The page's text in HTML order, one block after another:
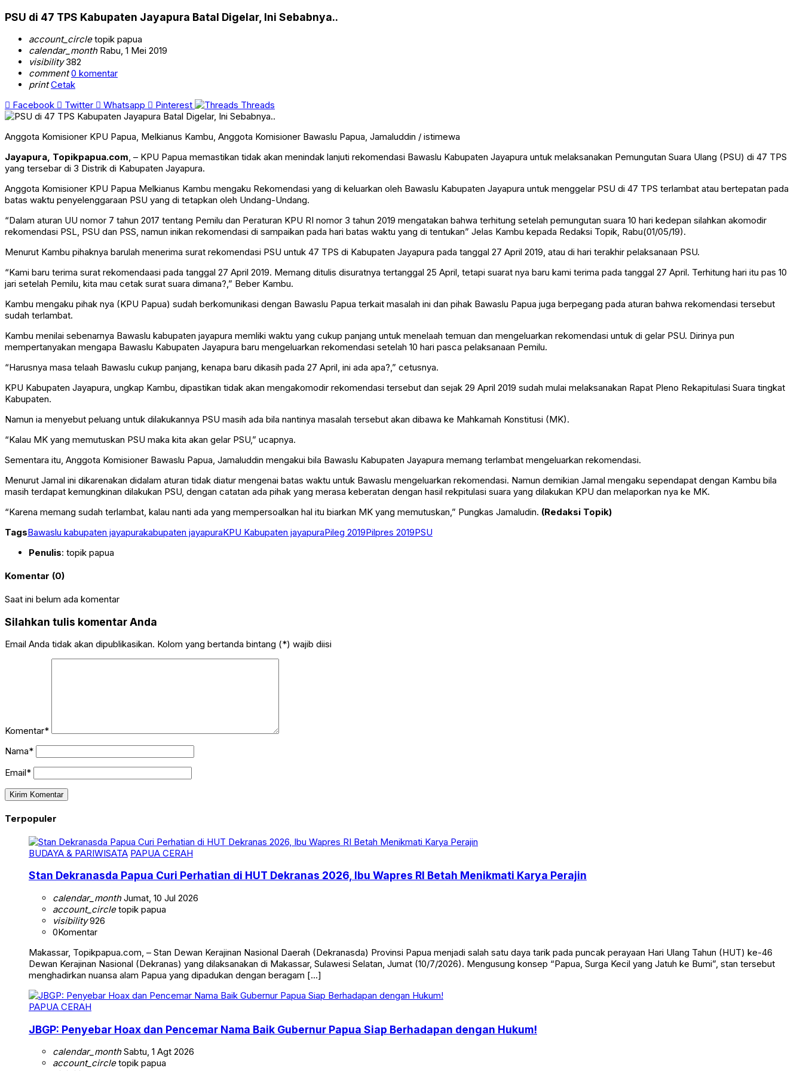
PSU di 47 TPS Kabupaten Jayapura Batal Digelar, Ini Sebabnya..
account_circletopik papua
calendar_monthRabu, 1 Mei 2019
visibility382
comment 0 komentar
print Cetak
Facebook
Twitter Whatsapp Pinterest Threads
Anggota Komisioner KPU Papua, Melkianus Kambu, Anggota Komisioner Bawaslu Papua, Jamaluddin / istimewa
Jayapura, Topikpapua.com, – KPU Papua memastikan tidak akan menindak lanjuti rekomendasi Bawaslu Kabupaten Jayapura untuk melaksanakan Pemungutan Suara Ulang (PSU) di 47 TPS
yang tersebar di 3 Distrik di Kabupaten Jayapura.
Anggota Komisioner KPU Papua Melkianus Kambu mengaku Rekomendasi yang di keluarkan oleh Bawaslu Kabupaten Jayapura untuk menggelar PSU di 47 TPS terlambat atau bertepatan pada
batas waktu penyelenggaraan PSU yang di tetapkan oleh Undang-Undang.
“Dalam aturan UU nomor 7 tahun 2017 tentang Pemilu dan Peraturan KPU RI nomor 3 tahun 2019 mengatakan bahwa terhitung setelah pemungutan suara 10 hari kedepan silahkan akomodir
rekomendasi PSL, PSU dan PSS, namun inikan rekomendasi di sampaikan pada hari batas waktu yang di tentukan” Jelas Kambu kepada Redaksi Topik, Rabu(01/05/19).
Menurut Kambu pihaknya barulah menerima surat rekomendasi PSU untuk 47 TPS di Kabupaten Jayapura pada tanggal 27 April 2019, atau di hari terakhir pelaksanaan PSU.
“Kami baru terima surat rekomendaasi pada tanggal 27 April 2019. Memang ditulis disuratnya tertanggal 25 April, tetapi suarat nya baru kami terima pada tanggal 27 April. Terhitung hari itu pas 10
jari setelah Pemilu, kita mau cetak surat suara dimana?,” Beber Kambu.
Kambu mengaku pihak nya (KPU Papua) sudah berkomunikasi dengan Bawaslu Papua terkait masalah ini dan pihak Bawaslu Papua juga berpegang pada aturan bahwa rekomendasi tersebut
sudah terlambat.
Kambu menilai sebenarnya Bawaslu kabupaten jayapura memliki waktu yang cukup panjang untuk menelaah temuan dan mengeluarkan rekomendasi untuk di gelar PSU. Dirinya pun
mempertanyakan mengapa Bawaslu Kabupaten Jayapura baru mengeluarkan rekomendasi setelah 10 hari pasca pelaksanaan Pemilu.
“Harusnya masa telaah Bawaslu cukup panjang, kenapa baru dikasih pada 27 April, ini ada apa?,” cetusnya.
KPU Kabupaten Jayapura, ungkap Kambu, dipastikan tidak akan mengakomodir rekomendasi tersebut dan sejak 29 April 2019 sudah mulai melaksanakan Rapat Pleno Rekapitulasi Suara tingkat
Kabupaten.
Namun ia menyebut peluang untuk dilakukannya PSU masih ada bila nantinya masalah tersebut akan dibawa ke Mahkamah Konstitusi (MK).
“Kalau MK yang memutuskan PSU maka kita akan gelar PSU,” ucapnya.
Sementara itu, Anggota Komisioner Bawaslu Papua, Jamaluddin mengakui bila Bawaslu Kabupaten Jayapura memang terlambat mengeluarkan rekomendasi.
Menurut Jamal ini dikarenakan didalam aturan tidak diatur mengenai batas waktu untuk Bawaslu mengeluarkan rekomendasi. Namun demikian Jamal mengaku sependapat dengan Kambu bila
masih terdapat kemungkinan dilakukan PSU, dengan catatan ada pihak yang merasa keberatan dengan hasil rekpitulasi suara yang dilakukan KPU dan melaporkan nya ke MK.
“Karena memang sudah terlambat, kalau nanti ada yang mempersoalkan hal itu biarkan MK yang memutuskan,” Pungkas Jamaludin. (Redaksi Topik)
TagsBawaslu kabupaten jayapurakabupaten jayapuraKPU Kabupaten jayapuraPileg 2019Pilpres 2019PSU
Penulis: topik papua
Komentar (0)
Saat ini belum ada komentar
Silahkan tulis komentar Anda
Email Anda tidak akan dipublikasikan. Kolom yang bertanda bintang (*) wajib diisi
Komentar*
Nama*
Email*
Terpopuler
BUDAYA & PARIWISATA PAPUA CERAH
Stan Dekranasda Papua Curi Perhatian di HUT Dekranas 2026, Ibu Wapres RI Betah Menikmati Karya Perajin
calendar_monthJumat, 10 Jul 2026
account_circletopik papua
visibility926
0Komentar
Makassar, Topikpapua.com, – Stan Dewan Kerajinan Nasional Daerah (Dekranasda) Provinsi Papua menjadi salah satu daya tarik pada puncak perayaan Hari Ulang Tahun (HUT) ke-46
Dewan Kerajinan Nasional (Dekranas) yang dilaksanakan di Makassar, Sulawesi Selatan, Jumat (10/7/2026). Mengusung konsep “Papua, Surga Kecil yang Jatuh ke Bumi”, stan tersebut
menghadirkan nuansa alam Papua yang dipadukan dengan beragam […]
PAPUA CERAH
JBGP: Penyebar Hoax dan Pencemar Nama Baik Gubernur Papua Siap Berhadapan dengan Hukum!
calendar_monthSabtu, 1 Agt 2026
account_circletopik papua